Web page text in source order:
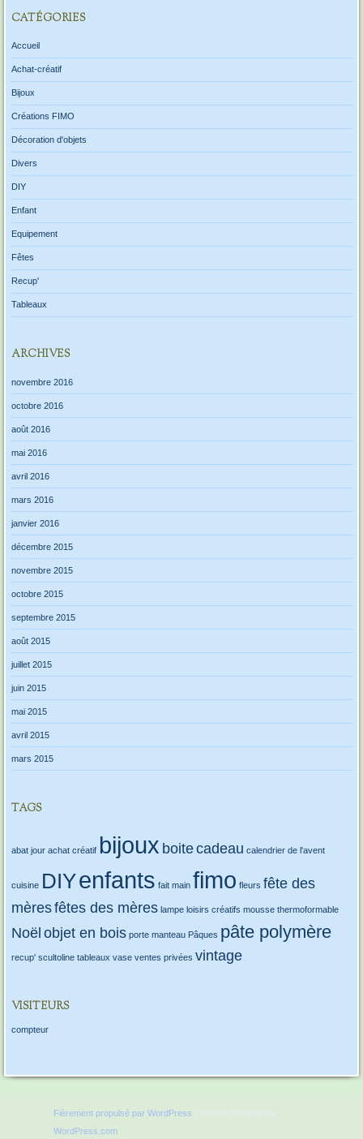
CATÉGORIES
Accueil
Achat-créatif
Bijoux
Créations FIMO
Décoration d'objets
Divers
DIY
Enfant
Equipement
Fêtes
Recup'
Tableaux
ARCHIVES
novembre 2016
octobre 2016
août 2016
mai 2016
avril 2016
mars 2016
janvier 2016
décembre 2015
novembre 2015
octobre 2015
septembre 2015
août 2015
juillet 2015
juin 2015
mai 2015
avril 2015
mars 2015
TAGS
abat jour achat créatif bijoux boitecadeau calendrier de l'avent
cuisine DIYenfants fait main fimo fleurs fête des
mèresfêtes des mères lampe loisirs créatifs mousse thermoformable
Noël objet en bois porte manteau Pâques pâte polymère
recup' scultoline tableaux vase ventes privées vintage
VISITEURS
compteur
Fièrement propulsé par WordPress
Thème Bouquet par
WordPress.com